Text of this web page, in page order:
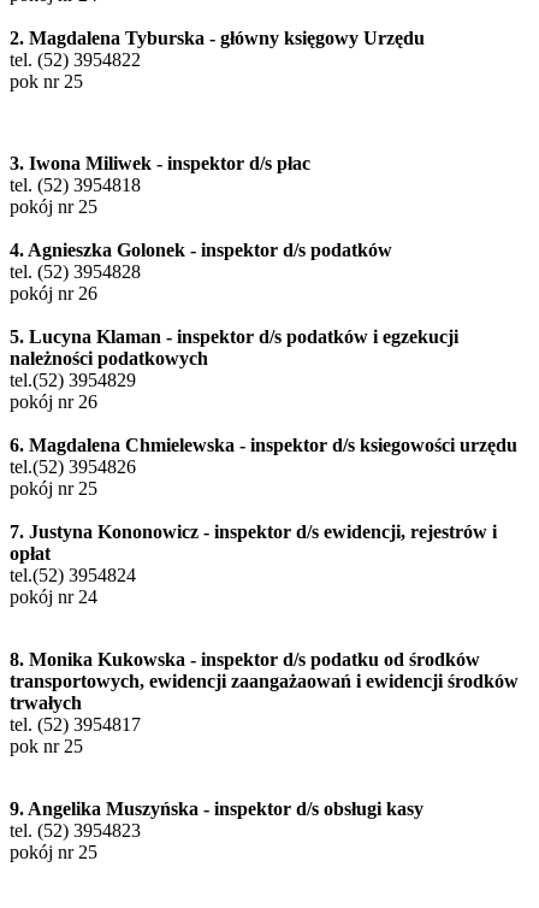
2. Magdalena Tyburska - główny księgowy Urzędu
tel. (52) 3954822
pok nr 25
3. Iwona Miliwek - inspektor d/s płac
tel. (52) 3954818
pokój nr 25
4. Agnieszka Golonek - inspektor d/s podatków
tel. (52) 3954828
pokój nr 26
5. Lucyna Klaman - inspektor d/s podatków i egzekucji
należności podatkowych
tel.(52) 3954829
pokój nr 26
6. Magdalena Chmielewska - inspektor d/s ksiegowości urzędu
tel.(52) 3954826
pokój nr 25
7. Justyna Kononowicz - inspektor d/s ewidencji, rejestrów i
opłat
tel.(52) 3954824
pokój nr 24
8. Monika Kukowska - inspektor d/s podatku od środków
transportowych, ewidencji zaangażaowań i ewidencji środków
trwałych
tel. (52) 3954817
pok nr 25
9. Angelika Muszyńska - inspektor d/s obsługi kasy
tel. (52) 3954823
pokój nr 25